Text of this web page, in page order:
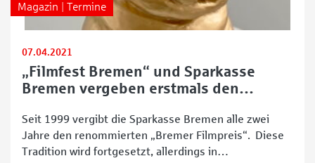
Magazin | Termine
07.04.2021
„Filmfest Bremen“ und Sparkasse
Bremen vergeben erstmals den
Seit 1999 vergibt die Sparkasse Bremen alle zwei
Jahre den renommierten „Bremer Filmpreis“. Diese
Tradition wird fortgesetzt, allerdings in